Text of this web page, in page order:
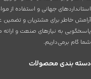
استانداردهای جهانی و استفاده از
آرامش خاطر برای مشتریان و
پاسخگویی به نیازهای صنعت و
شما گام برمی‌داریم.
دسته بندی محصولات